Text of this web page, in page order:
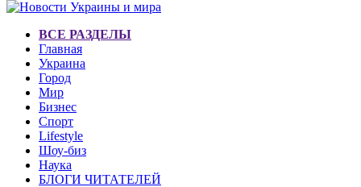
ВСЕ РАЗДЕЛЫ
Главная
Украина
Город
Мир
Бизнес
Спорт
Lifestyle
Шоу-биз
Наука
БЛОГИ ЧИТАТЕЛЕЙ